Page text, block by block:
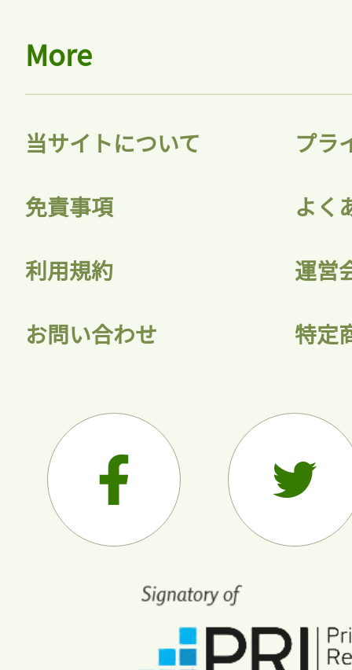
More
当サイトについて プラ
免責事項 よく
利用規約 運営
お問い合わせ 特定